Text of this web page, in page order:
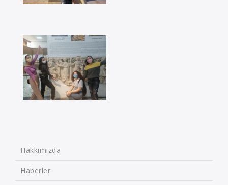
Hakkımızda
Haberler